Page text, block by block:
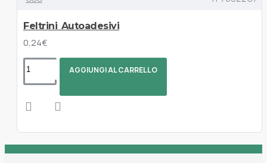
Feltrini Autoadesivi
0,24€
AGGIUNGI AL CARRELLO